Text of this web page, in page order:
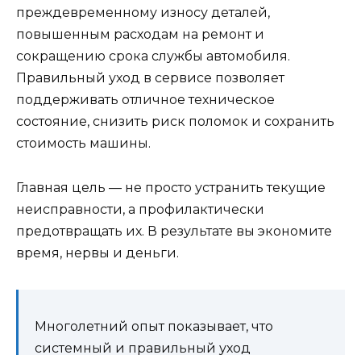
преждевременному износу деталей,
повышенным расходам на ремонт и
сокращению срока службы автомобиля.
Правильный уход в сервисе позволяет
поддерживать отличное техническое
состояние, снизить риск поломок и сохранить
стоимость машины.
Главная цель — не просто устранить текущие
неисправности, а профилактически
предотвращать их. В результате вы экономите
время, нервы и деньги.
Многолетний опыт показывает, что
системный и правильный уход